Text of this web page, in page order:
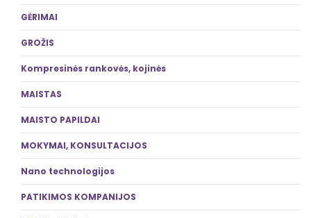
GĖRIMAI
GROŽIS
Kompresinės rankovės, kojinės
MAISTAS
MAISTO PAPILDAI
MOKYMAI, KONSULTACIJOS
Nano technologijos
PATIKIMOS KOMPANIJOS